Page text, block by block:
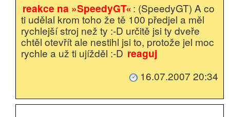
reakce na »SpeedyGT« : (SpeedyGT) A co
ti udělal krom toho že tě 100 předjel a měl
rychlejší stroj než ty :-D určitě jsi ty dveře
chtěl otevřít ale nestihl jsi to, protože jel moc
rychle a už ti ujížděl :-D reaguj
16.07.2007 20:34